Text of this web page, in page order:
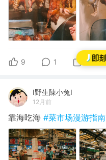
9 1 0
I野生陳小兔I
12月前
靠海吃海 #菜市场漫游指南